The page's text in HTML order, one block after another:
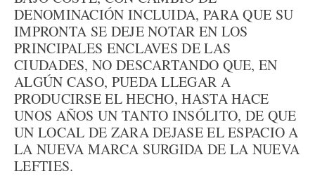
DENOMINACIÓN INCLUIDA, PARA QUE SU
IMPRONTA SE DEJE NOTAR EN LOS
PRINCIPALES ENCLAVES DE LAS
CIUDADES, NO DESCARTANDO QUE, EN
ALGÚN CASO, PUEDA LLEGAR A
PRODUCIRSE EL HECHO, HASTA HACE
UNOS AÑOS UN TANTO INSÓLITO, DE QUE
UN LOCAL DE ZARA DEJASE EL ESPACIO A
LA NUEVA MARCA SURGIDA DE LA NUEVA
LEFTIES.